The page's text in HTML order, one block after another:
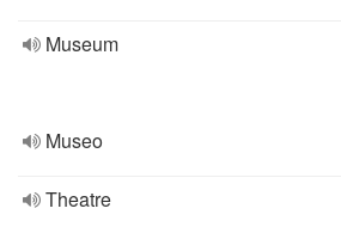
Museum
Museo
Theatre